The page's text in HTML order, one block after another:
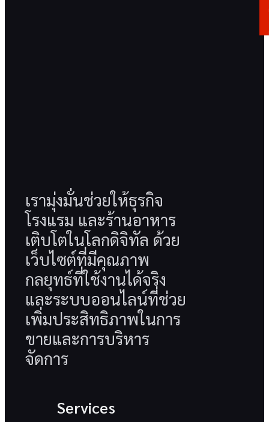
เรามุ่งมั่นช่วยให้ธุรกิจ
โรงแรม และร้านอาหาร
เติบโตในโลกดิจิทัล ด้วย
เว็บไซต์ที่มีคุณภาพ
กลยุทธ์ที่ใช้งานได้จริง
และระบบออนไลน์ที่ช่วย
เพิ่มประสิทธิภาพในการ
ขายและการบริหาร
จัดการ
Services